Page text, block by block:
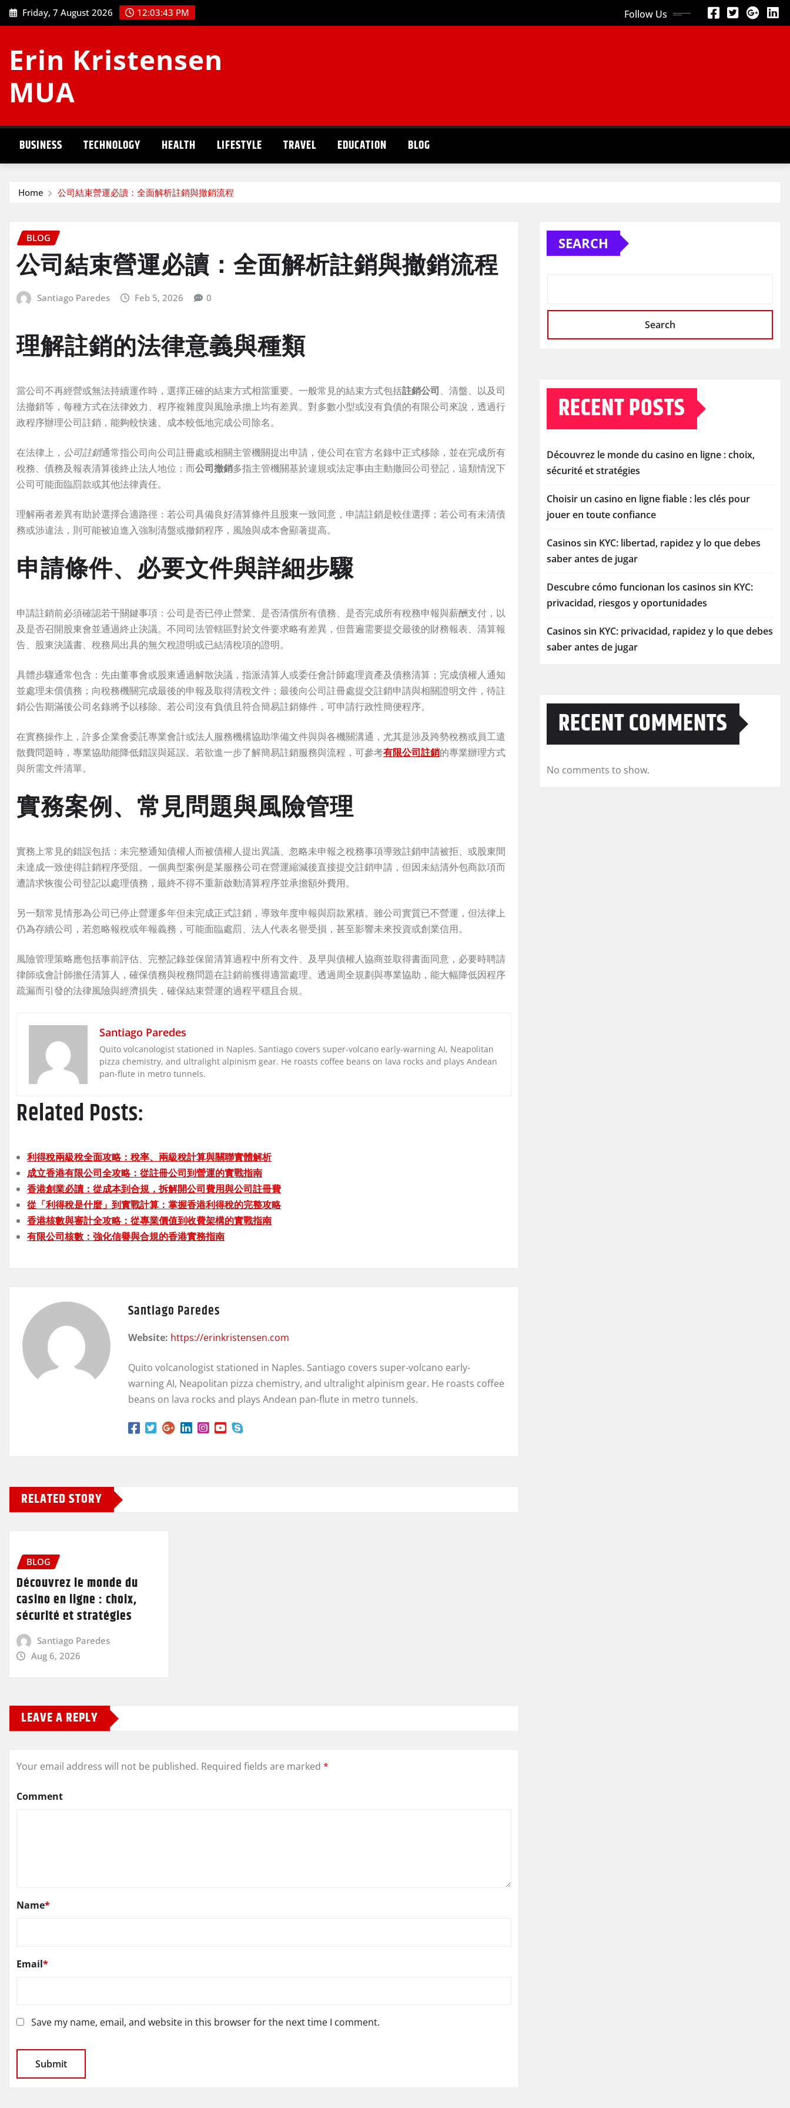
Skip
to
Friday, 7 August 2026 12:03:43 PM Follow Us
Erin Kristensen
MUA
BUSINESS TECHNOLOGY HEALTH LIFESTYLE TRAVEL EDUCATION BLOG
Home 公司結束營運必讀：全面解析註銷與撤銷流程
BLOG
公司結束營運必讀：全面解析註銷與撤銷流程
Santiago Paredes Feb 5, 2026 0
理解註銷的法律意義與種類
當公司不再經營或無法持續運作時，選擇正確的結束方式相當重要。一般常見的結束方式包括註銷公司、清盤、以及司
法撤銷等，每種方式在法律效力、程序複雜度與風險承擔上均有差異。對多數小型或沒有負債的有限公司來說，透過行
政程序辦理公司註銷，能夠較快速、成本較低地完成公司除名。
在法律上， 公司註銷通常指公司向公司註冊處或相關主管機關提出申請，使公司在官方名錄中正式移除，並在完成所有
稅務、債務及報表清算後終止法人地位；而公司撤銷多指主管機關基於違規或法定事由主動撤回公司登記，這類情況下
公司可能面臨罰款或其他法律責任。
理解兩者差異有助於選擇合適路徑：若公司具備良好清算條件且股東一致同意，申請註銷是較佳選擇；若公司有未清債
務或涉違法，則可能被迫進入強制清盤或撤銷程序，風險與成本會顯著提高。
申請條件、必要文件與詳細步驟
申請註銷前必須確認若干關鍵事項：公司是否已停止營業、是否清償所有債務、是否完成所有稅務申報與薪酬支付，以
及是否召開股東會並通過終止決議。不同司法管轄區對於文件要求略有差異，但普遍需要提交最後的財務報表、清算報
告、股東決議書、稅務局出具的無欠稅證明或已結清稅項的證明。
具體步驟通常包含：先由董事會或股東通過解散決議，指派清算人或委任會計師處理資產及債務清算；完成債權人通知
並處理未償債務；向稅務機關完成最後的申報及取得清稅文件；最後向公司註冊處提交註銷申請與相關證明文件，待註
銷公告期滿後公司名錄將予以移除。若公司沒有負債且符合簡易註銷條件，可申請行政性簡便程序。
在實務操作上，許多企業會委託專業會計或法人服務機構協助準備文件與與各機關溝通，尤其是涉及跨勢稅務或員工遣
散費問題時，專業協助能降低錯誤與延誤。若欲進一步了解簡易註銷服務與流程，可參考有限公司註銷的專業辦理方式
與所需文件清單。
實務案例、常見問題與風險管理
實務上常見的錯誤包括：未完整通知債權人而被債權人提出異議、忽略未申報之稅務事項導致註銷申請被拒、或股東間
未達成一致使得註銷程序受阻。一個典型案例是某服務公司在營運縮減後直接提交註銷申請，但因未結清外包商款項而
遭請求恢復公司登記以處理債務，最終不得不重新啟動清算程序並承擔額外費用。
另一類常見情形為公司已停止營運多年但未完成正式註銷，導致年度申報與罰款累積。雖公司實質已不營運，但法律上
仍為存續公司，若忽略報稅或年報義務，可能面臨處罰、法人代表名譽受損，甚至影響未來投資或創業信用。
風險管理策略應包括事前評估、完整記錄並保留清算過程中所有文件、及早與債權人協商並取得書面同意，必要時聘請
律師或會計師擔任清算人，確保債務與稅務問題在註銷前獲得適當處理。透過周全規劃與專業協助，能大幅降低因程序
疏漏而引發的法律風險與經濟損失，確保結束營運的過程平穩且合規。
Santiago Paredes
Quito volcanologist stationed in Naples. Santiago covers super-volcano early-warning AI, Neapolitan
pizza chemistry, and ultralight alpinism gear. He roasts coffee beans on lava rocks and plays Andean
pan-flute in metro tunnels.
Related Posts:
利得稅兩級稅全面攻略：稅率、兩級稅計算與關聯實體解析
成立香港有限公司全攻略：從註冊公司到營運的實戰指南
香港創業必讀：從成本到合規，拆解開公司費用與公司註冊費
從「利得稅是什麼」到實戰計算：掌握香港利得稅的完整攻略
香港核數與審計全攻略：從專業價值到收費架構的實戰指南
有限公司核數：強化信譽與合規的香港實務指南
Santiago Paredes
Website: https://erinkristensen.com
Quito volcanologist stationed in Naples. Santiago covers super-volcano early-
warning AI, Neapolitan pizza chemistry, and ultralight alpinism gear. He roasts coffee
beans on lava rocks and plays Andean pan-flute in metro tunnels.
RELATED STORY
BLOG
Découvrez le monde du
casino en ligne : choix,
sécurité et stratégies
Santiago Paredes
Aug 6, 2026
LEAVE A REPLY
Your email address will not be published. Required fields are marked *
Comment
Name*
Email*
Save my name, email, and website in this browser for the next time I comment.
SEARCH
Search
RECENT POSTS
Découvrez le monde du casino en ligne : choix,
sécurité et stratégies
Choisir un casino en ligne fiable : les clés pour
jouer en toute confiance
Casinos sin KYC: libertad, rapidez y lo que debes
saber antes de jugar
Descubre cómo funcionan los casinos sin KYC:
privacidad, riesgos y oportunidades
Casinos sin KYC: privacidad, rapidez y lo que debes
saber antes de jugar
RECENT COMMENTS
No comments to show.